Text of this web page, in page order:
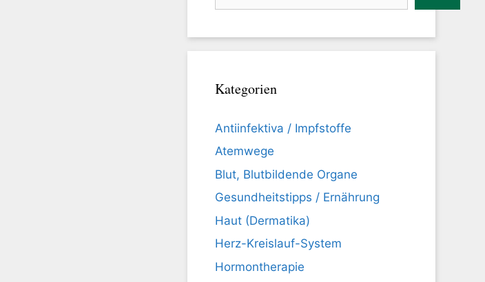
Kategorien
Antiinfektiva / Impfstoffe
Atemwege
Blut, Blutbildende Organe
Gesundheitstipps / Ernährung
Haut (Dermatika)
Herz-Kreislauf-System
Hormontherapie